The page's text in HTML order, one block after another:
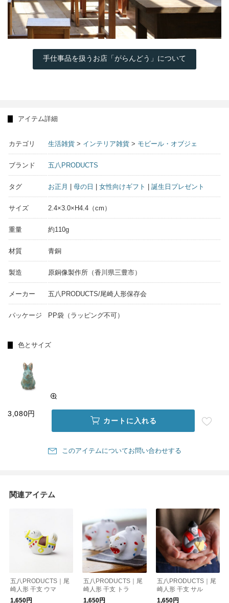
手仕事品を扱うお店「がらんどう」について
アイテム詳細
カテゴリ 生活雑貨 > インテリア雑貨 > モビール・オブジェ
ブランド 五八PRODUCTS
タグ お正月 母の日 女性向けギフト 誕生日プレゼント
サイズ 2.4×3.0×H4.4（cm）
重量 約110g
材質 青銅
製造 原銅像製作所（香川県三豊市）
メーカー 五八PRODUCTS/尾崎人形保存会
パッケージ PP袋（ラッピング不可）
色とサイズ
3,080円
カートに入れる
このアイテムについてお問い合わせする
関連アイテム
五八PRODUCTS｜尾
崎人形 干支 ウマ
1,650円
五八PRODUCTS｜尾
崎人形 干支 トラ
1,650円
五八PRODUCTS｜尾
崎人形 干支 サル
1,650円